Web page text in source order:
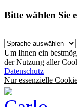
Bitte wählen Sie
Um Ihnen ein
der Nutzung aller
Datenschutz
Nur essenzielle